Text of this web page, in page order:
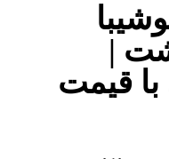
|
قیمت